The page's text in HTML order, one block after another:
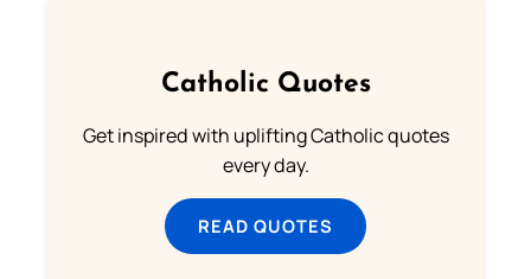
Catholic Quotes
Get inspired with uplifting Catholic quotes
every day.
READ QUOTES